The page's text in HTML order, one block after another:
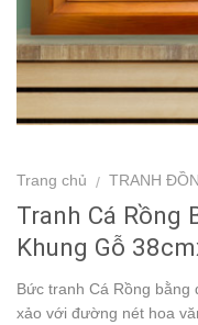
Trang chủ / TRANH
Tranh Cá Rồng
Khung Gỗ
Bức tranh Cá Rồng bằng
xảo với đường nét hoa